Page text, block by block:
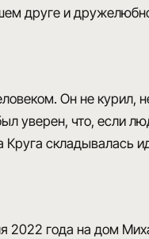
друге и
. Он не курил,
уверен, что, если
складывалась
2022 года на дом